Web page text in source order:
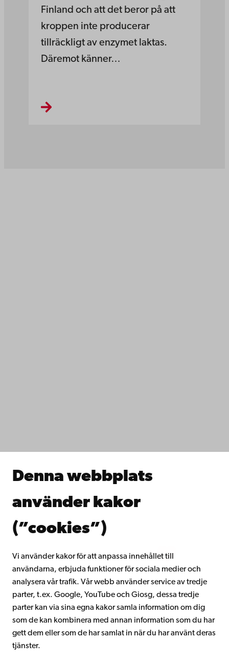
Denna webbplats
använder kakor
(”cookies”)
Vi använder kakor för att anpassa innehållet till
användarna, erbjuda funktioner för sociala medier och
analysera vår trafik. Vår webb använder service av tredje
parter, t.ex. Google, YouTube och Giosg, dessa tredje
parter kan via sina egna kakor samla information om dig
som de kan kombinera med annan information som du har
gett dem eller som de har samlat in när du har använt deras
tjänster.
Finland och att det beror på att
kroppen inte producerar
tillräckligt av enzymet laktas.
Däremot känner…
Samarbeta med oss
Kontinuerligt lärande
Gå med i Åbo Akademis alumnnätverk
Intranätet
Facebook InstagramYouTube LinkedIn Blog Snapchat